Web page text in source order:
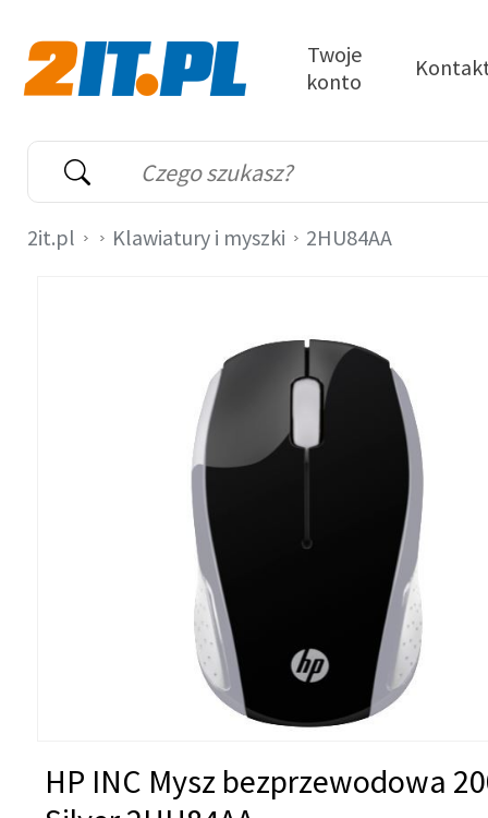
Wyszukiwarka
Słowo kluczowe
Twoje
konto
2it.pl Klawiatury i myszki 2HU84AA
HP INC Mysz bezprzewodowa